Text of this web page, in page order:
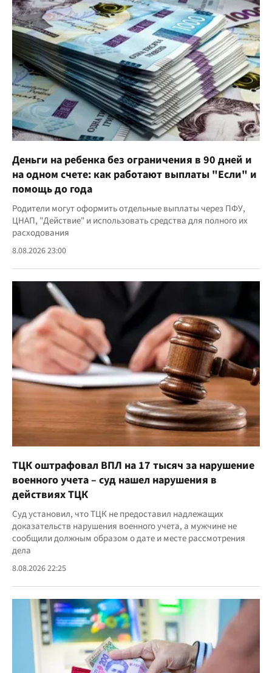
Деньги на ребенка без ограничения в 90 дней и
на одном счете: как работают выплаты "Если" и
помощь до года
Родители могут оформить отдельные выплаты через ПФУ,
ЦНАП, "Действие" и использовать средства для полного их
расходования
8.08.2026 23:00
ТЦК оштрафовал ВПЛ на 17 тысяч за нарушение
военного учета – суд нашел нарушения в
действиях ТЦК
Суд установил, что ТЦК не предоставил надлежащих
доказательств нарушения военного учета, а мужчине не
сообщили должным образом о дате и месте рассмотрения
дела
8.08.2026 22:25